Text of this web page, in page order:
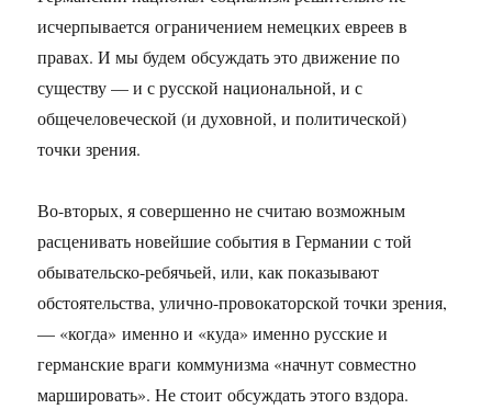
исчерпывается ограничением немецких евреев в
правах. И мы будем обсуждать это движение по
существу — и с русской национальной, и с
общечеловеческой (и духовной, и политической)
точки зрения.
Во-вторых, я совершенно не считаю возможным
расценивать новейшие события в Германии с той
обывательско-ребячьей, или, как показывают
обстоятельства, улично-провокаторской точки зрения,
— «когда» именно и «куда» именно русские и
германские враги коммунизма «начнут совместно
маршировать». Не стоит обсуждать этого вздора.